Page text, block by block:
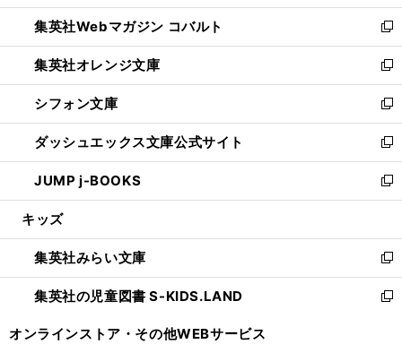
開
く
ウ
で
開
く
ン
ド
ウ
で
開
く
ウ
ィ
ン
ド
ウ
で
開
く
集英社Webマガジン コバルト
新
し
い
ウ
ィ
ン
ド
ウ
で
開
集英社オレンジ文庫
新
し
い
ウ
ィ
ン
ド
ウ
開
く
シフォン文庫
新
し
い
ウ
ィ
ン
ウ
で
開
く
ダッシュエックス文庫公式サイト
新
し
い
ウ
ン
ド
ウ
で
JUMP j-BOOKS
新
し
ウ
ィ
ン
ド
キッズ
集英社みらい文庫
新
し
い
集英社の児童図書 S-KIDS.LAND
新
オンラインストア・ その他WEBサービス